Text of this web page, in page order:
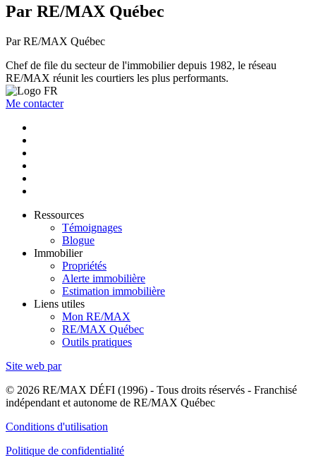
Par RE/MAX Québec
Par RE/MAX Québec
Chef de file du secteur de l'immobilier depuis 1982, le réseau
RE/MAX réunit les courtiers les plus performants.
Me contacter
Ressources
Témoignages
Blogue
Immobilier
Propriétés
Alerte immobilière
Estimation immobilière
Liens utiles
Mon RE/MAX
RE/MAX Québec
Outils pratiques
Site web par
© 2026 RE/MAX DÉFI (1996) - Tous droits réservés - Franchisé
indépendant et autonome de RE/MAX Québec
Conditions d'utilisation
Politique de confidentialité